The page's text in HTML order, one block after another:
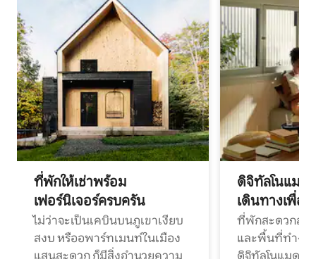
ที่พักให้เช่าพร้อม
เฟอร์นิเจอร์ครบครัน
ไม่ว่าจะเป็นเคบินบนภูเขาเงียบ
สงบ หรืออพาร์ทเมนท์ในเมือง
แสนสะดวก ก็มีสิ่งอำนวยความ
ดิจิทัลโนแมด
เดินทางเพื่อ
ที่พักสะดวกสบ
และพื้นที่ทำงา
ดิจิทัลโนแมดแ